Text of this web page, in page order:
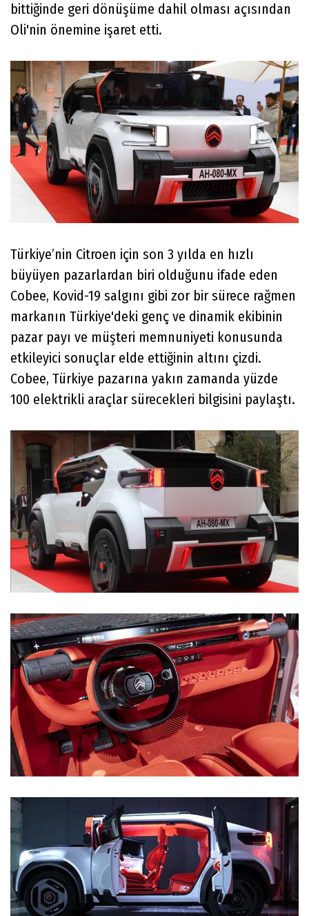
bittiğinde geri dönüşüme dahil olması açısından
Oli'nin önemine işaret etti.
Türkiye’nin Citroen için son 3 yılda en hızlı
büyüyen pazarlardan biri olduğunu ifade eden
Cobee, Kovid-19 salgını gibi zor bir sürece rağmen
markanın Türkiye'deki genç ve dinamik ekibinin
pazar payı ve müşteri memnuniyeti konusunda
etkileyici sonuçlar elde ettiğinin altını çizdi.
Cobee, Türkiye pazarına yakın zamanda yüzde
100 elektrikli araçlar sürecekleri bilgisini paylaştı.